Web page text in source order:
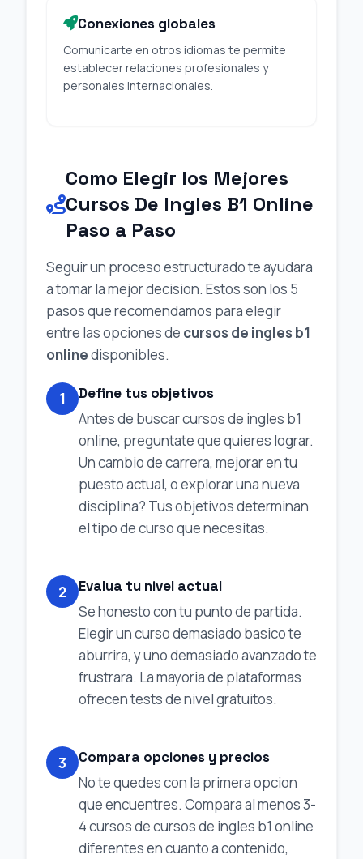
Conexiones globales
Comunicarte en otros idiomas te permite
establecer relaciones profesionales y
personales internacionales.
Como Elegir los Mejores
Cursos De Ingles B1 Online
Paso a Paso
Seguir un proceso estructurado te ayudara
a tomar la mejor decision. Estos son los 5
pasos que recomendamos para elegir
entre las opciones de cursos de ingles b1
onlinedisponibles.
1 Define tus objetivos
Antes de buscar cursos de ingles b1
online, preguntate que quieres lograr.
Un cambio de carrera, mejorar en tu
puesto actual, o explorar una nueva
disciplina? Tus objetivos determinan
el tipo de curso que necesitas.
2 Evalua tu nivel actual
Se honesto con tu punto de partida.
Elegir un curso demasiado basico te
aburrira, y uno demasiado avanzado te
frustrara. La mayoria de plataformas
ofrecen tests de nivel gratuitos.
3 Compara opciones y precios
No te quedes con la primera opcion
que encuentres. Compara al menos 3-
4 cursos de cursos de ingles b1 online
diferentes en cuanto a contenido,